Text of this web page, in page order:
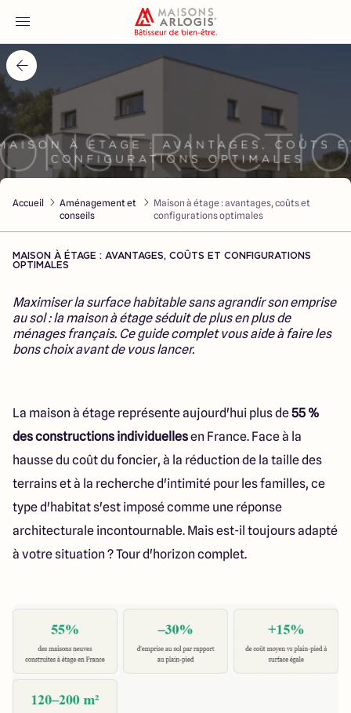
Accueil
Nos maisons
Nos annonces
Votre projet
Qui sommes-nous
Maisons ARLOGIS Macon
4.3 4.6
Accueil
Aménagement et
conseils
Maison à étage : avantages, coûts et
configurations optimales
MAISON À ÉTAGE : AVANTAGES, COÛTS ET CONFIGURATIONS
OPTIMALES
Maximiser la surface habitable sans agrandir son emprise
au sol : la maison à étage séduit de plus en plus de
ménages français. Ce guide complet vous aide à faire les
bons choix avant de vous lancer.
La maison à étage représente aujourd'hui plus de55 %
des constructions individuellesen France. Face à la
hausse du coût du foncier, à la réduction de la taille des
terrains et à la recherche d'intimité pour les familles, ce
type d'habitat s'est imposé comme une réponse
architecturale incontournable. Mais est-il toujours adapté
à votre situation ? Tour d'horizon complet.